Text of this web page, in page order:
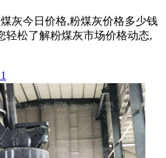
灰今日价格,粉煤灰价格多少钱
轻松了解粉煤灰市场价格动态,